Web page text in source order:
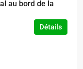
au bord de la
Détails